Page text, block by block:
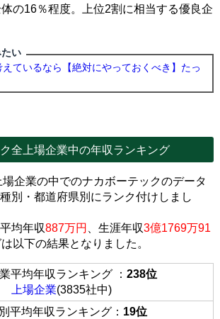
の16％程度。上位2割に相当する優良企
い
ているなら【絶対にやっておくべき】たっ
全上場企業中の年収ランキング
企業の中でのナカボーテックのデータ
別・都道府県別にランク付けしまし
均年収887万円 、生涯年収3億1769万91
以下の結果となりました。
業平均年収ランキング ：238位
上場企業(3835社中)
平均年収ランキング： 19位